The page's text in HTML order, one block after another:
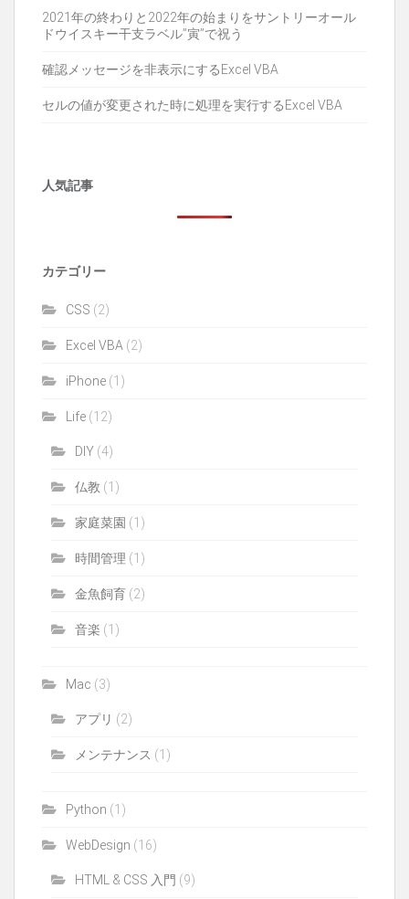
2021年の終わりと2022年の始まりをサントリーオール
ドウイスキー干支ラベル”寅”で祝う
確認メッセージを非表示にするExcel VBA
セルの値が変更された時に処理を実行するExcel VBA
人気記事
カテゴリー
CSS (2)
Excel VBA (2)
iPhone (1)
Life (12)
DIY (4)
仏教 (1)
家庭菜園 (1)
時間管理 (1)
金魚飼育 (2)
音楽 (1)
Mac (3)
アプリ (2)
メンテナンス (1)
Python (1)
WebDesign (16)
HTML & CSS 入門 (9)